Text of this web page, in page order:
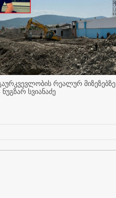
რეალურ მიზეზებზე
სვიანაძე